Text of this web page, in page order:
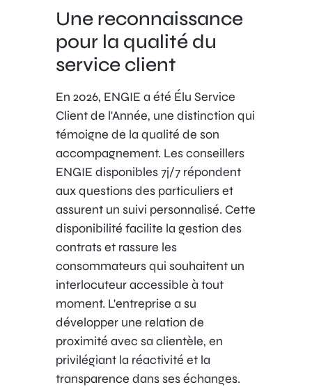
Une reconnaissance
pour la qualité du
service client
En 2026, ENGIE a été Élu Service
Client de l'Année, une distinction qui
témoigne de la qualité de son
accompagnement. Les conseillers
ENGIE disponibles 7j/7 répondent
aux questions des particuliers et
assurent un suivi personnalisé. Cette
disponibilité facilite la gestion des
contrats et rassure les
consommateurs qui souhaitent un
interlocuteur accessible à tout
moment. L'entreprise a su
développer une relation de
proximité avec sa clientèle, en
privilégiant la réactivité et la
transparence dans ses échanges.